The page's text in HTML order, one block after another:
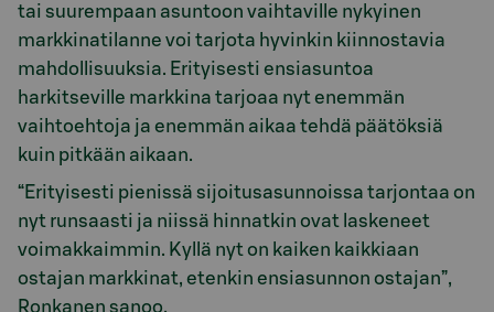
tai suurempaan asuntoon vaihtaville nykyinen
markkinatilanne voi tarjota hyvinkin kiinnostavia
mahdollisuuksia. Erityisesti ensiasuntoa
harkitseville markkina tarjoaa nyt enemmän
vaihtoehtoja ja enemmän aikaa tehdä päätöksiä
kuin pitkään aikaan.
“Erityisesti pienissä sijoitusasunnoissa tarjontaa on
nyt runsaasti ja niissä hinnatkin ovat laskeneet
voimakkaimmin. Kyllä nyt on kaiken kaikkiaan
ostajan markkinat, etenkin ensiasunnon ostajan”,
Ronkanen sanoo.